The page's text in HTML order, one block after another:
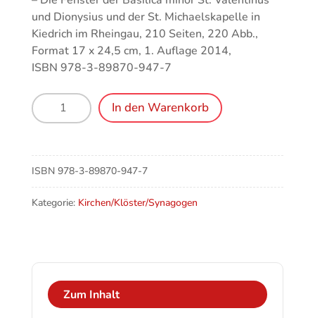
und Dionysius und der St. Michaelskapelle in
Kiedrich im Rheingau, 210 Seiten, 220 Abb.,
Format 17 x 24,5 cm, 1. Auflage 2014,
ISBN 978-3-89870-947-7
Edelsteine
des
Menge
In den Warenkorb
ISBN 978-3-89870-947-7
Kategorie: Kirchen/Klöster/Synagogen
Zum Inhalt